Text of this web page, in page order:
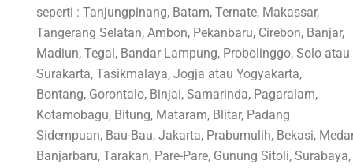
seperti : Tanjungpinang, Batam, Ternate, Makassar,
Tangerang Selatan, Ambon, Pekanbaru, Cirebon, Banjar,
Madiun, Tegal, Bandar Lampung, Probolinggo, Solo atau
Surakarta, Tasikmalaya, Jogja atau Yogyakarta,
Bontang, Gorontalo, Binjai, Samarinda, Pagaralam,
Kotamobagu, Bitung, Mataram, Blitar, Padang
Sidempuan, Bau-Bau, Jakarta, Prabumulih, Bekasi,
Banjarbaru, Tarakan, Pare-Pare, Gunung Sitoli, Surabaya,